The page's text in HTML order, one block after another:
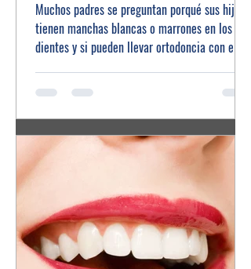
Muchos padres se preguntan porqué sus hijos
tienen manchas blancas o marrones en los
dientes y si pueden llevar ortodoncia con ellas.